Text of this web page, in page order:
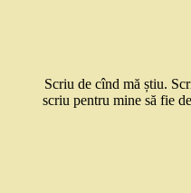
Scriu de cînd mă știu.
scriu pentru mine să fie